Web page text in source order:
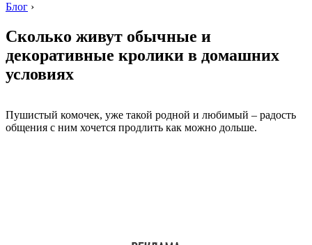
Блог ›
Сколько живут обычные и
декоративные кролики в домашних
условиях
Пушистый комочек, уже такой родной и любимый – радость
общения с ним хочется продлить как можно дольше.